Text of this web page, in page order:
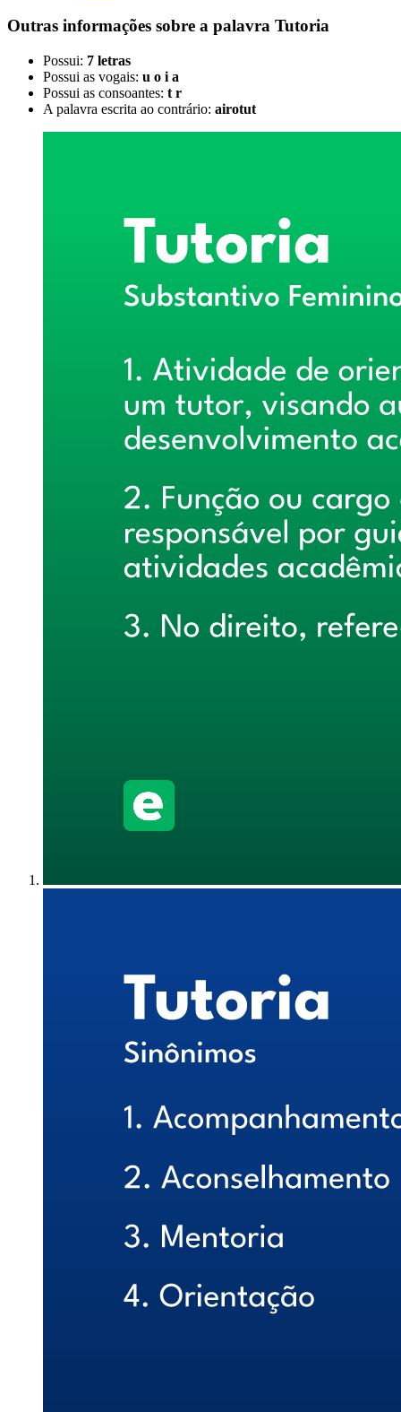
Outras informações sobre a palavra Tutoria
Possui: 7 letras
Possui as vogais: u o i a
Possui as consoantes: t r
A palavra escrita ao contrário: airotut